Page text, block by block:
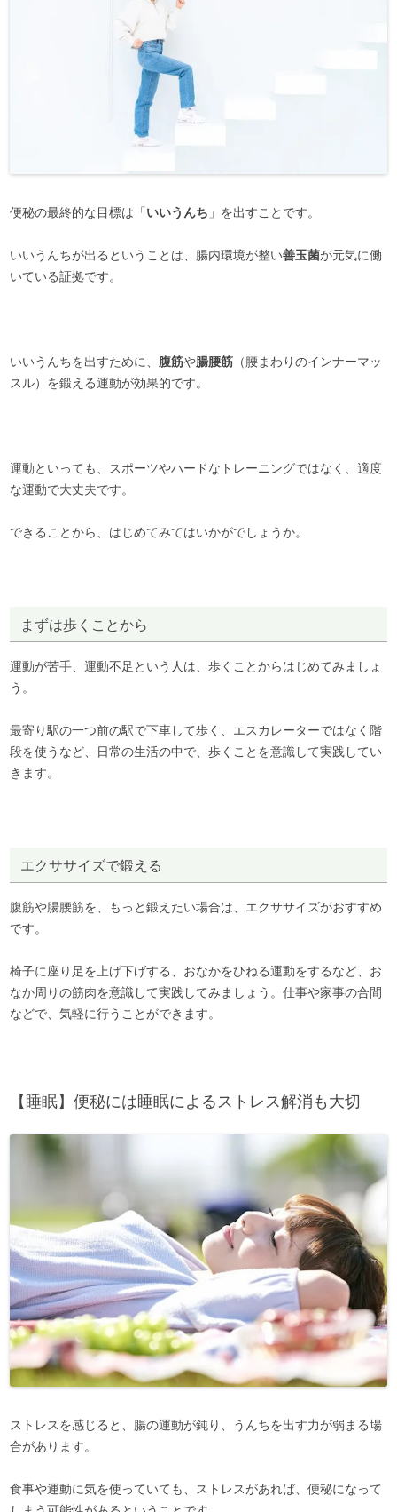
便秘の最終的な目標は「いいうんち 」を出すことです。
いいうんちが出るということは、腸内環境が整い善玉菌が元気に働
いている証拠です。
いいうんちを出すために、 腹筋や腸腰筋 （腰まわりのインナーマッ
スル）を鍛える運動が効果的です。
運動といっても、スポーツやハードなトレーニングではなく、適度
な運動で大丈夫です。
できることから、はじめてみてはいかがでしょうか。
まずは歩くことから
運動が苦手、運動不足という人は、歩くことからはじめてみましょ
う。
最寄り駅の一つ前の駅で下車して歩く、エスカレーターではなく階
段を使うなど、日常の生活の中で、歩くことを意識して実践してい
きます。
エクササイズで鍛える
腹筋や腸腰筋を、もっと鍛えたい場合は、エクササイズがおすすめ
です。
椅子に座り足を上げ下げする、おなかをひねる運動をするなど、お
なか周りの筋肉を意識して実践してみましょう。仕事や家事の合間
などで、気軽に行うことができます。
【睡眠】便秘には睡眠によるストレス解消も大切
ストレスを感じると、腸の運動が鈍り、うんちを出す力が弱まる場
合があります。
食事や運動に気を使っていても、ストレスがあれば、便秘になって